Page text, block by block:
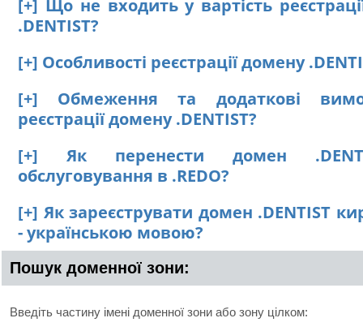
[+] Що не входить у вартість
.DENTIST?
[+] Особливості реєстрації домену
[+] Обмеження та додаткові
реєстрації домену .DENTIST?
[+] Як перенести домен
обслуговування в .REDO?
[+] Як зареєструвати домен .DENTIST
- українською мовою?
Пошук доменної зони:
Введіть частину імені доменної зони або зону цілком: